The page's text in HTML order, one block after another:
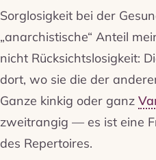
Sorglosigkeit bei der
„anarchistische“ Anteil
nicht Rücksichtslosigkeit:
dort, wo sie die der
Ganze kinkig oder ganz
zweitrangig — es ist eine
des Repertoires.